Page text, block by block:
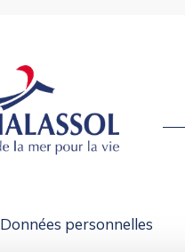
Données personnelles